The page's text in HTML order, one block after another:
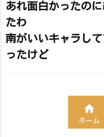
あれ面白かったの
たわ
南がいいキャラし
ったけど

ホーム